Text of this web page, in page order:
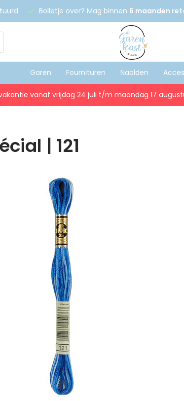
Gratisverzenden vanaf €75 Voor
Garen Fournituren Naalden
vanaf vrijdag 24 juli t/m maandag 17
| 121